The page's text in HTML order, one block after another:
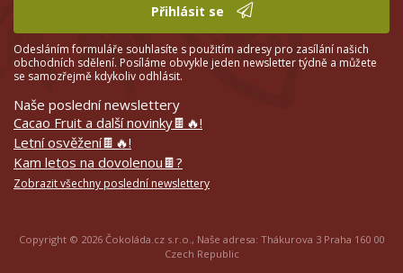
Přihlásit se
Odesláním formuláře souhlasíte s použitím adresy pro zasílání našich
obchodních sdělení. Posíláme obvykle jeden newsletter týdně a můžete
se samozřejmě kdykoliv odhlásit.
Naše poslední newslettery
Cacao Fruit a další novinky🍫🔥!
Letní osvěžení🍫🔥!
Kam letos na dovolenou🍫?
Zobrazit všechny poslední newslettery
Copyright © 2026 Čokoláda.cz s.r.o., Naše adresa: Thákurova 3 Praha 160 00
Czech Republic